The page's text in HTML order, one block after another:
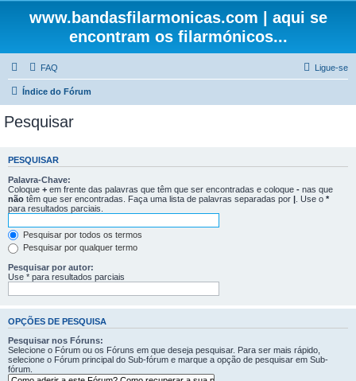
www.bandasfilarmonicas.com | aqui se
encontram os filarmónicos...
FAQ Ligue-se
Índice do Fórum
Pesquisar
PESQUISAR
Palavra-Chave:
Coloque + em frente das palavras que têm que ser encontradas e coloque - nas que
não têm que ser encontradas. Faça uma lista de palavras separadas por | . Use o *
para resultados parciais.
Pesquisar por todos os termos
Pesquisar por qualquer termo
Pesquisar por autor:
Use * para resultados parciais
OPÇÕES DE PESQUISA
Pesquisar nos Fóruns:
Selecione o Fórum ou os Fóruns em que deseja pesquisar. Para ser mais rápido,
selecione o Fórum principal do Sub-fórum e marque a opção de pesquisar em Sub-
fórum.